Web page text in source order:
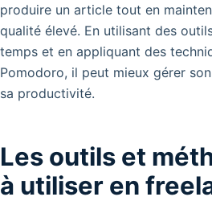
produire un article tout en
qualité élevé. En utilisant des
temps et en appliquant des
Pomodoro, il peut mieux gérer
sa productivité.
Les outils et
à utiliser en